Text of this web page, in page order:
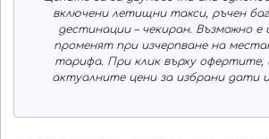
включени летищни такси, ръчен
дестинации – чекиран. Възможно е
променят при изчерпване на
тарифа. При клик върху
актуалните цени за избрани дати